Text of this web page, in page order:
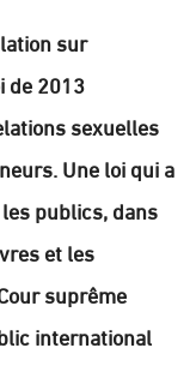
sur
de 2013
sexuelles
Une loi qui a
publics, dans
et les
suprême
international